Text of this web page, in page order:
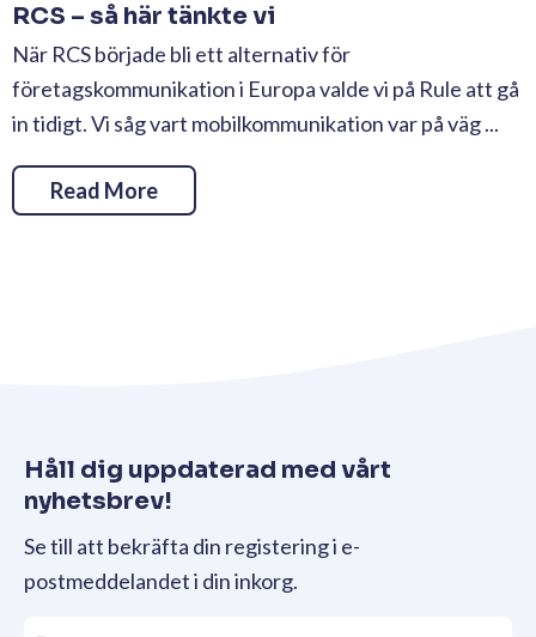
RCS – så här tänkte vi
När RCS började bli ett alternativ för
företagskommunikation i Europa valde vi på Rule att gå
in tidigt. Vi såg vart mobilkommunikation var på väg ...
Read More
Håll dig uppdaterad med vårt
nyhetsbrev!
Se till att bekräfta din registering i e-
postmeddelandet i din inkorg.